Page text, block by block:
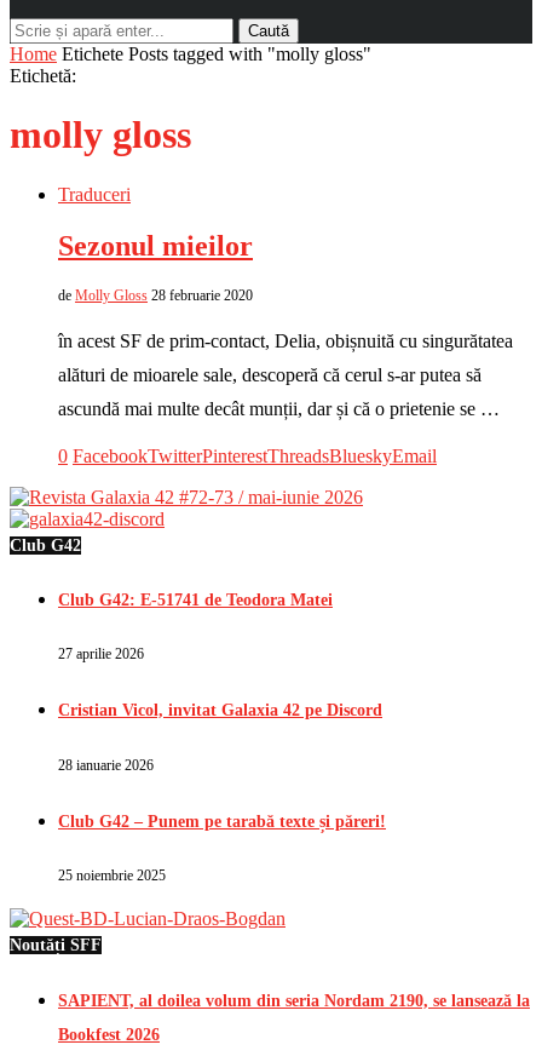
Caută
Home Etichete Posts tagged with "molly gloss"
Etichetă:
molly gloss
Traduceri
Sezonul mieilor
de Molly Gloss 28 februarie 2020
în acest SF de prim-contact, Delia, obișnuită cu singurătatea
alături de mioarele sale, descoperă că cerul s-ar putea să
ascundă mai multe decât munții, dar și că o prietenie se …
0 FacebookTwitterPinterestThreadsBlueskyEmail
Club G42
Club G42: E-51741 de Teodora Matei
27 aprilie 2026
Cristian Vicol, invitat Galaxia 42 pe Discord
28 ianuarie 2026
Club G42 – Punem pe tarabă texte și păreri!
25 noiembrie 2025
Noutăți SFF
SAPIENT, al doilea volum din seria Nordam 2190, se lansează la
Bookfest 2026